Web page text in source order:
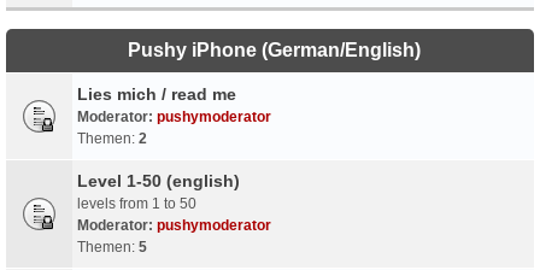
Pushy iPhone (German/English)
Lies mich / read me
Moderator: pushymoderator
Themen: 2
Level 1-50 (english)
levels from 1 to 50
Moderator: pushymoderator
Themen: 5